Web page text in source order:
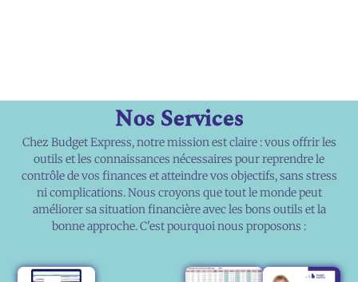
Nos Services
Chez Budget Express, notre mission est claire : vous offrir les
outils et les connaissances nécessaires pour reprendre le
contrôle de vos finances et atteindre vos objectifs, sans stress
ni complications. Nous croyons que tout le monde peut
améliorer sa situation financière avec les bons outils et la
bonne approche. C'est pourquoi nous proposons :